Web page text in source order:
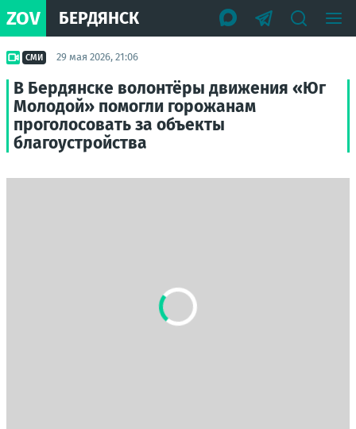
ZOV БЕРДЯНСК
СМИ 29 мая 2026, 21:06
В Бердянске волонтёры движения «Юг
Молодой» помогли горожанам
проголосовать за объекты
благоустройства